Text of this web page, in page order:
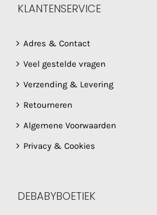
KLANTENSERVICE
Adres & Contact
Veel gestelde vragen
Verzending & Levering
Retourneren
Algemene Voorwaarden
Privacy & Cookies
DEBABYBOETIEK